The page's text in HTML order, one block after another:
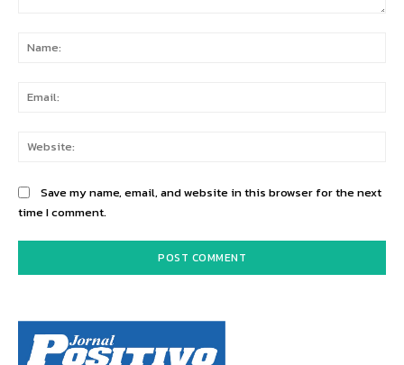
Save my name, email, and website in this browser for the next
time I comment.